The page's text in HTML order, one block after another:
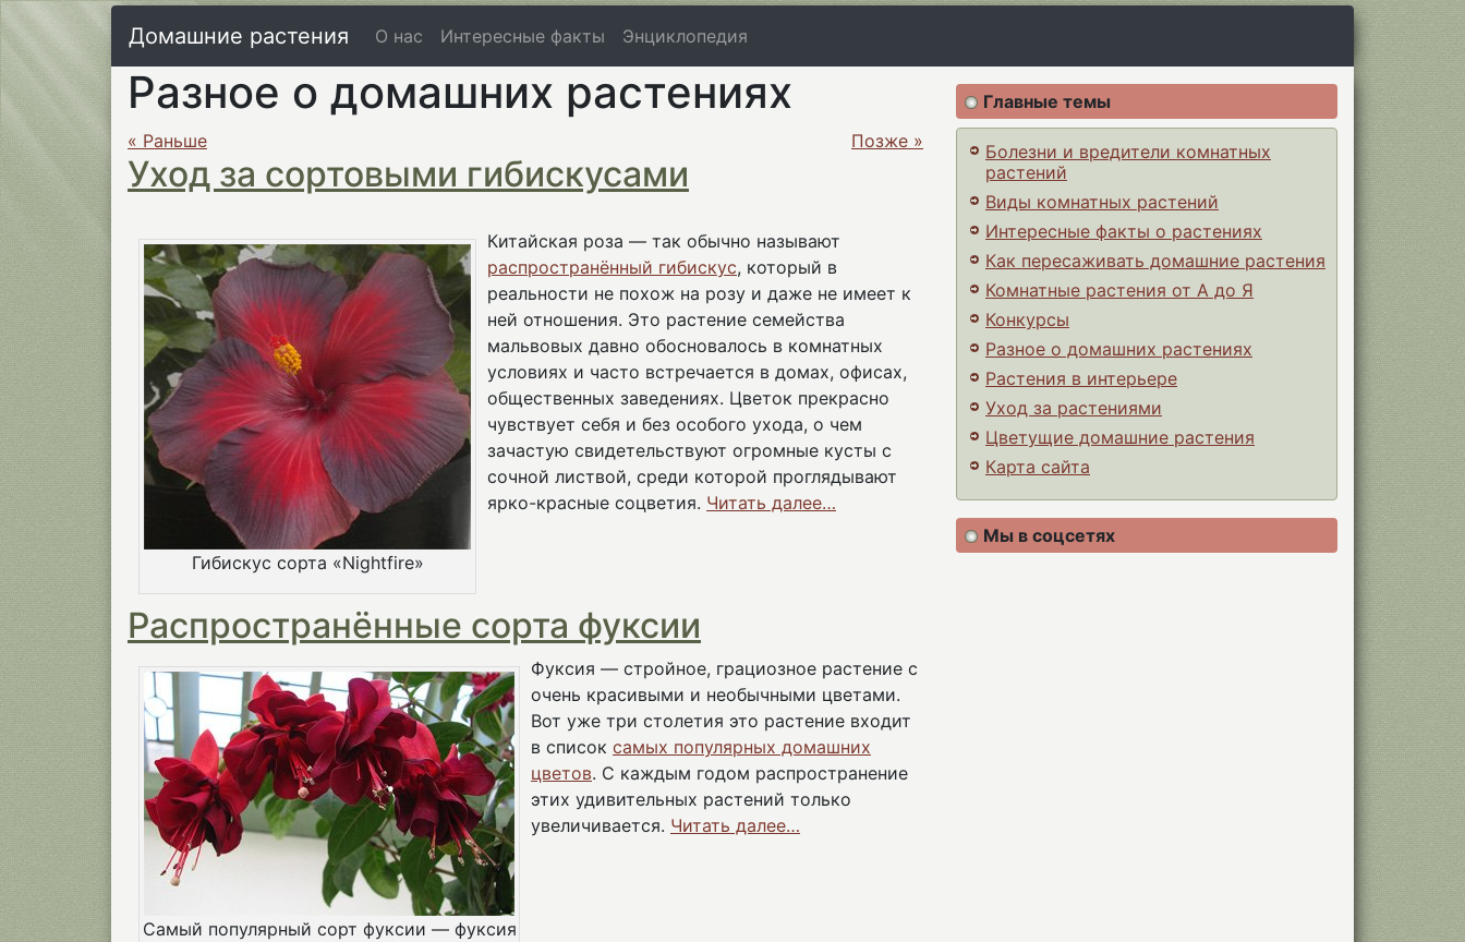
Домашние растения О нас Интересные факты Энциклопедия
Разное о домашних растениях
« Раньше Позже »
Уход за сортовыми гибискусами
Гибискус сорта «Nightfire»
Китайская роза — так обычно называют
распространённый гибискус, который в
реальности не похож на розу и даже не имеет к
ней отношения. Это растение семейства
мальвовых давно обосновалось в комнатных
условиях и часто встречается в домах, офисах,
общественных заведениях. Цветок прекрасно
чувствует себя и без особого ухода, о чем
зачастую свидетельствуют огромные кусты с
сочной листвой, среди которой проглядывают
ярко-красные соцветия. Читать далее…
Распространённые сорта фуксии
Самый популярный сорт фуксии — фуксия
Фуксия — стройное, грациозное растение с
очень красивыми и необычными цветами.
Вот уже три столетия это растение входит
в список самых популярных домашних
цветов. С каждым годом распространение
этих удивительных растений только
увеличивается. Читать далее…
Главные темы
Болезни и вредители комнатных
растений
Виды комнатных растений
Интересные факты о растениях
Как пересаживать домашние растения
Комнатные растения от А до Я
Конкурсы
Разное о домашних растениях
Растения в интерьере
Уход за растениями
Цветущие домашние растения
Карта сайта
Мы в соцсетях